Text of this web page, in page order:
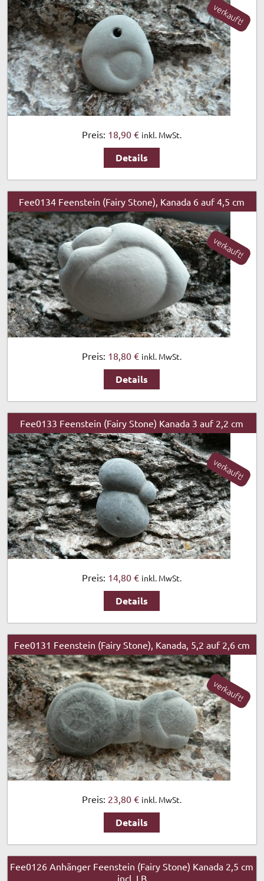
Preis: 18,90 € inkl. MwSt.
Details
verkauft!
Fee0134 Feenstein (Fairy Stone), Kanada 6 auf 4,5 cm
Preis: 18,80 € inkl. MwSt.
Details
verkauft!
Fee0133 Feenstein (Fairy Stone) Kanada 3 auf 2,2 cm
Preis: 14,80 € inkl. MwSt.
Details
verkauft!
Fee0131 Feenstein (Fairy Stone), Kanada, 5,2 auf 2,6 cm
Preis: 23,80 € inkl. MwSt.
Details
verkauft!
Fee0126 Anhänger Feenstein (Fairy Stone) Kanada 2,5 cm
incl. LB